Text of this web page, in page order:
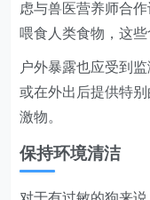
虑与兽医营养师合
喂食人类食物，这
户外暴露也应受到
或在外出后提供特别
激物。
保持环境清洁